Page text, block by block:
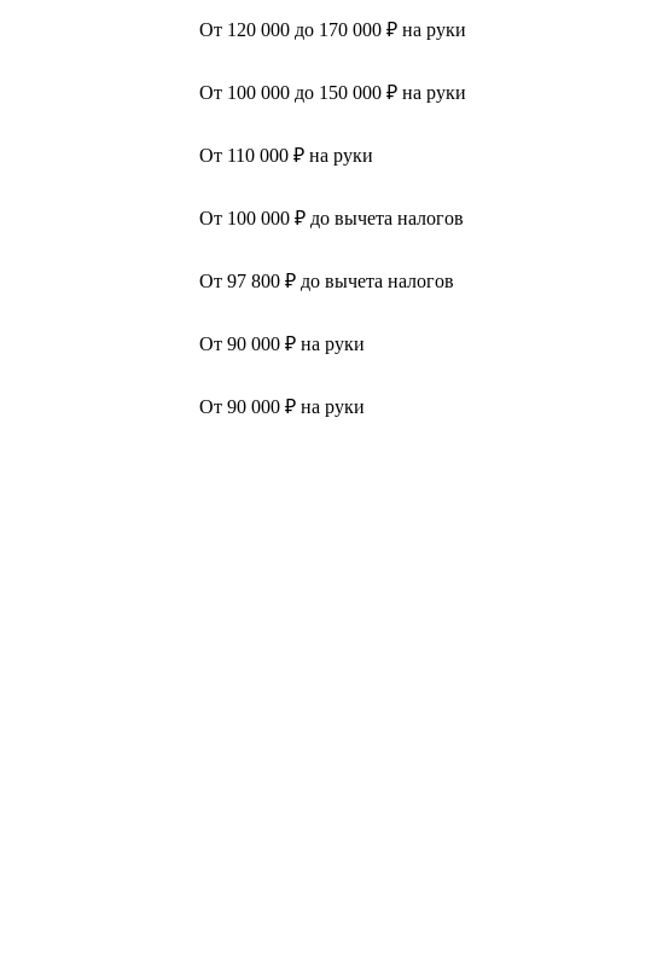
От 120 000 до 170 000 ₽ на руки
От 100 000 до 150 000 ₽ на руки
От 110 000 ₽ на руки
От 100 000 ₽ до вычета налогов
От 97 800 ₽ до вычета налогов
От 90 000 ₽ на руки
От 90 000 ₽ на руки